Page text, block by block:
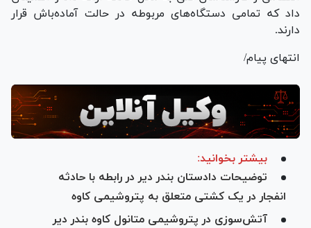
داد که تمامی دستگاه‌های مربوطه در حالت آماده‌باش قرار
دارند.
انتهای پیام/
بیشتر بخوانید:
توضیحات دادستان بندر دیر در رابطه با حادثه
انفجار در یک کشتی متعلق به پتروشیمی کاوه
آتش‌سوزی در پتروشیمی متانول کاوه بندر دیر